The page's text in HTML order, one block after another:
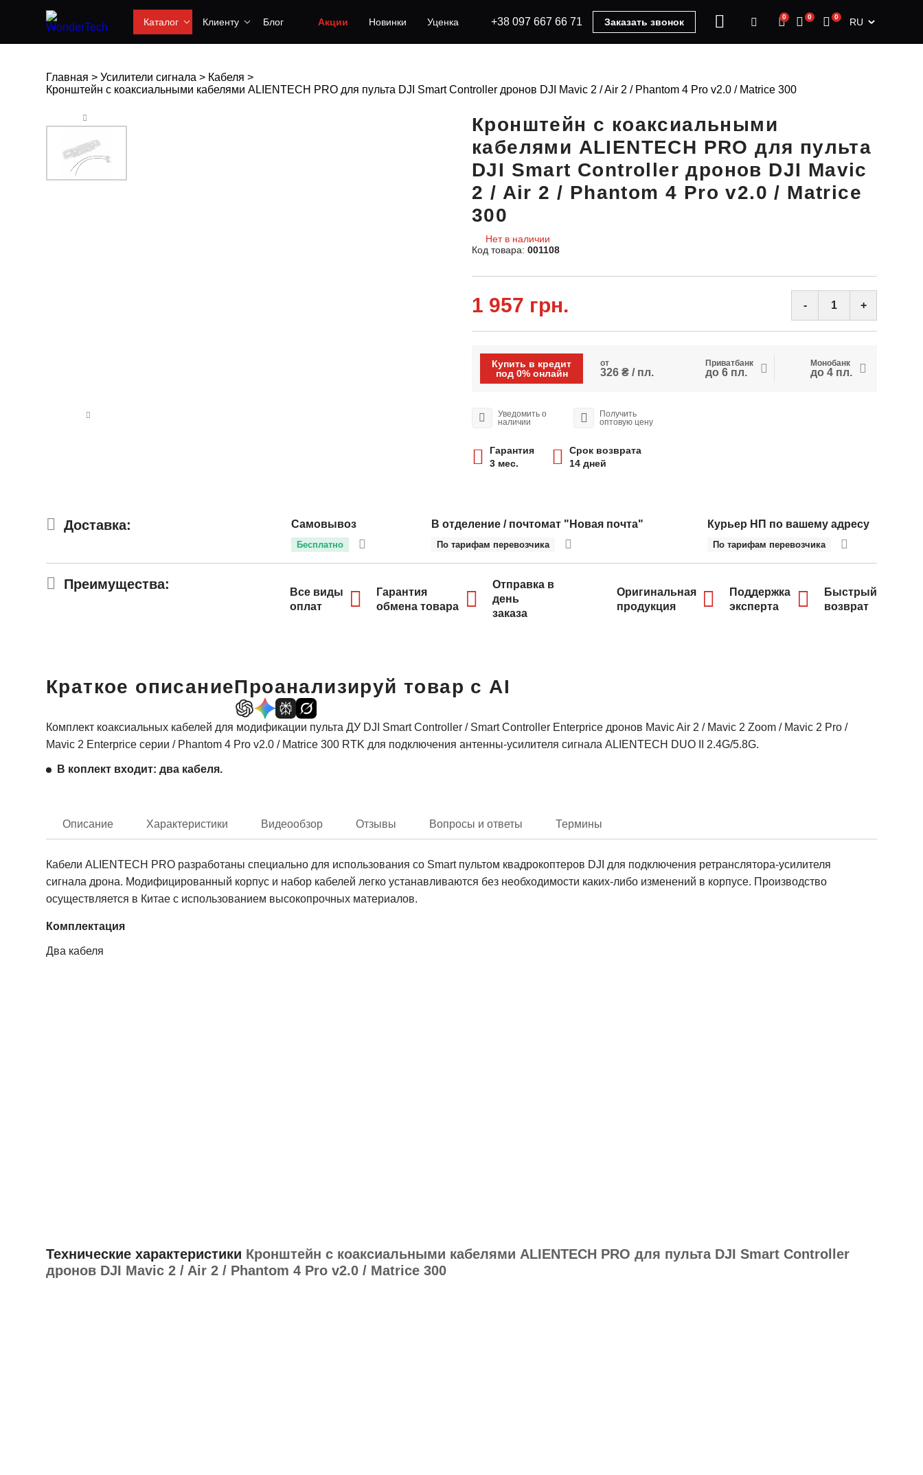
Каталог Клиенту Блог Акции Новинки Уценка +38 097 667 66 71 Заказать звонок 0 0 0 RU
Главная > Усилители сигнала > Кабеля >
Кронштейн с коаксиальными кабелями ALIENTECH PRO для пульта DJI Smart Controller дронов DJI Mavic 2 / Air 2 / Phantom 4 Pro v2.0 / Matrice 300
Кронштейн с коаксиальными
кабелями ALIENTECH PRO для пульта
DJI Smart Controller дронов DJI Mavic
2 / Air 2 / Phantom 4 Pro v2.0 / Matrice
300
Нет в наличии
Код товара: 001108
1 957 грн. - +
Купить в кредит
под 0% онлайн
от
326 ₴ / пл.
Приватбанк
до 6 пл.
Монобанк
до 4 пл.
Уведомить о
наличии
Получить
оптовую цену
Гарантия
3 мес.
Срок возврата
14 дней
Доставка: Самовывоз
Бесплатно
В отделение / почтомат "Новая почта"
По тарифам перевозчика
Курьер НП по вашему адресу
По тарифам перевозчика
Преимущества:
Все виды
оплат
Гарантия
обмена товара
Отправка в
день
заказа
Оригинальная
продукция
Поддержка
эксперта
Быстрый
возврат
Краткое описаниеПроанализируй товар с AI
Комплект коаксиальных кабелей для модификации пульта ДУ DJI Smart Controller / Smart Controller Enterprice дронов Mavic Air 2 / Mavic 2 Zoom / Mavic 2 Pro /
Mavic 2 Enterprice серии / Phantom 4 Pro v2.0 / Matrice 300 RTK для подключения антенны-усилителя сигнала ALIENTECH DUO II 2.4G/5.8G.
В коплект входит: два кабеля.
Описание Характеристики Видеообзор Отзывы Вопросы и ответы Термины
Кабели ALIENTECH PRO разработаны специально для использования со Smart пультом квадрокоптеров DJI для подключения ретранслятора-усилителя
сигнала дрона. Модифицированный корпус и набор кабелей легко устанавливаются без необходимости каких-либо изменений в корпусе. Производство
осуществляется в Китае с использованием высокопрочных материалов.
Комплектация
Два кабеля
Технические характеристики Кронштейн с коаксиальными кабелями ALIENTECH PRO для пульта DJI Smart Controller
дронов DJI Mavic 2 / Air 2 / Phantom 4 Pro v2.0 / Matrice 300